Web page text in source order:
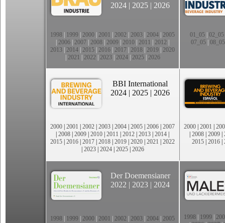
2024 | 2025 | 2026
1998 1999 2000 2001 2002 2003 2004 2005
2006 2007 2008 2009 2010 2011 2012
2013 2014 2015 2016 2017 2018 2019 2020
2021 2022 2023| 2024| 2025| 2026
01_05| 02_05
07_05 08_05
BBI International
2024 | 2025 | 2026
2000 | 2001 | 2002 | 2003 | 2004 | 2005 | 2006 | 2007
| 2008 | 2009 | 2010 | 2011 | 2012 | 2013 | 2014 |
2015 | 2016 | 2017 | 2018 | 2019 | 2020 | 2021 | 2022
| 2023| 2024| 2025| 2026
2000 | 2001 |
| 2008 | 2009 |
2015 | 2016 |
Der Doemensianer
2022 | 2023 | 2024
1998 1999 2000 2001 2002 2003 2004 2005
1998 1999